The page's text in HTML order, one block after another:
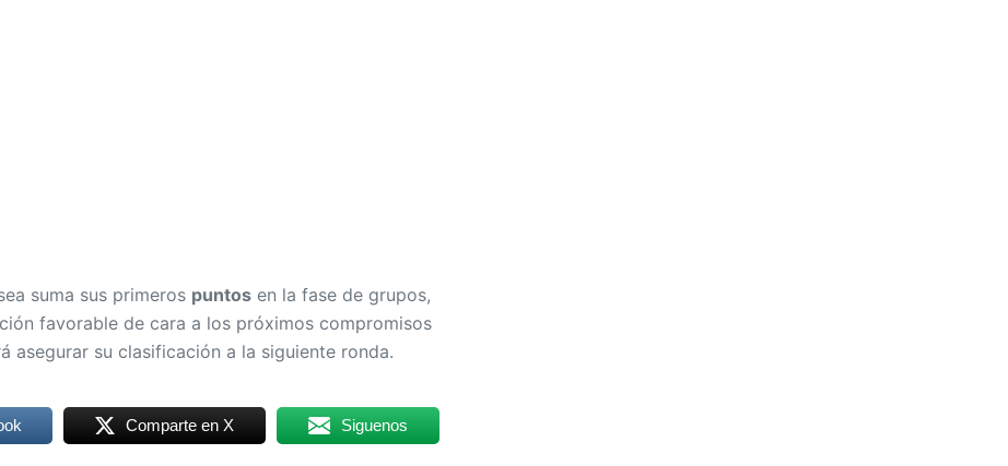
suma sus primeros puntos en la fase de grupos,
favorable de cara a los próximos compromisos
asegurar su clasificación a la siguiente ronda.
Comparte en X Siguenos